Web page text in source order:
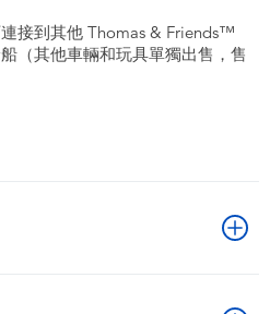
接到其他 Thomas & Friends™
（其他車輛和玩具單獨出售，售